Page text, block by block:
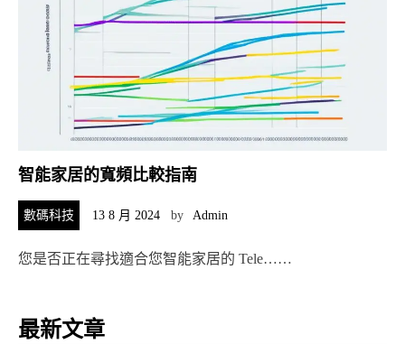
智能家居的寬頻比較指南
數碼科技 13 8 月 2024 by Admin
您是否正在尋找適合您智能家居的 Tele……
最新文章